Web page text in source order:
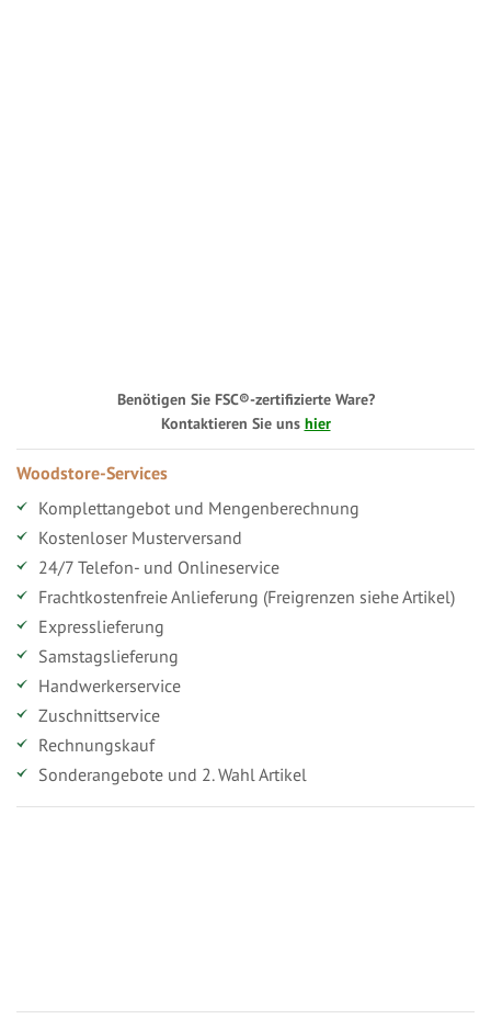
Benötigen Sie FSC®-zertifizierte Ware?
Kontaktieren Sie uns hier
Woodstore-Services
Komplettangebot und Mengenberechnung
Kostenloser Musterversand
24/7 Telefon- und Onlineservice
Frachtkostenfreie Anlieferung (Freigrenzen siehe Artikel)
Expresslieferung
Samstagslieferung
Handwerkerservice
Zuschnittservice
Rechnungskauf
Sonderangebote und 2. Wahl Artikel